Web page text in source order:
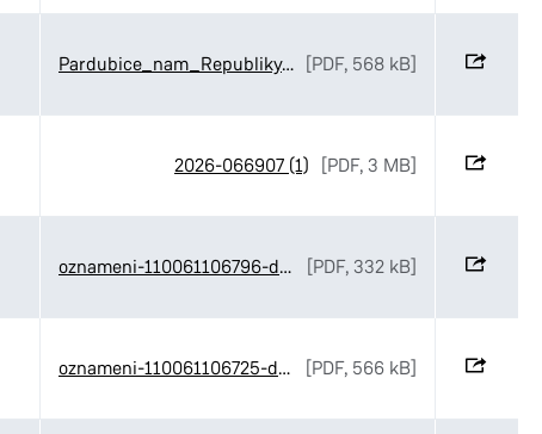
Pardubice_nam_Republiky_vo_ka_VAK [PDF, 568 kB]
2026-066907 (1) [PDF, 3 MB]
oznameni-110061106796-d9hfl3lct0gcmo4fvndg [PDF, 332 kB]
oznameni-110061106725-d9er94dct0gcmo4fve4g [PDF, 566 kB]